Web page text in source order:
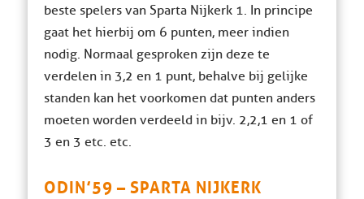
beste spelers van Sparta Nijkerk 1. In principe
gaat het hierbij om 6 punten, meer indien
nodig. Normaal gesproken zijn deze te
verdelen in 3,2 en 1 punt, behalve bij gelijke
standen kan het voorkomen dat punten anders
moeten worden verdeeld in bijv. 2,2,1 en 1 of
3 en 3 etc. etc.
ODIN’59 – SPARTA NIJKERK